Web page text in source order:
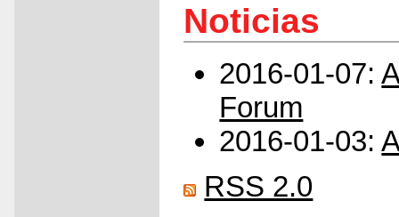
Noticias
2016-01-07:
Forum
2016-01-03:
RSS 2.0